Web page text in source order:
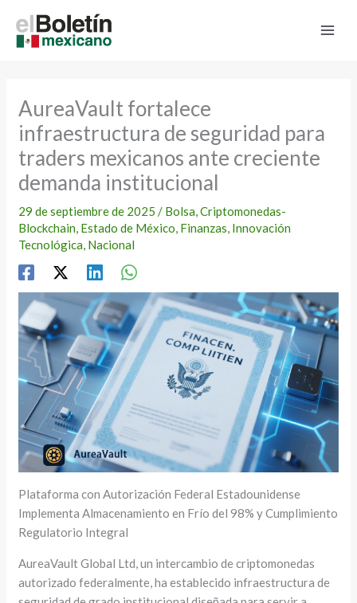
contenido
AureaVault fortalece
infraestructura de seguridad para
traders mexicanos ante creciente
demanda institucional
29 de septiembre de 2025/ Bolsa,Criptomonedas-
Blockchain, Estado de México, Finanzas, Innovación
Tecnológica, Nacional
Plataforma con Autorización Federal Estadounidense
Implementa Almacenamiento en Frío del 98% y Cumplimiento
Regulatorio Integral
AureaVault Global Ltd, un intercambio de criptomonedas
autorizado federalmente, ha establecido infraestructura de